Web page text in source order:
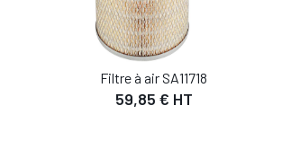
Filtre à air SA11718
59,85 € HT